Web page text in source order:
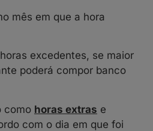
mês em que a hora
excedentes, se maior
poderá compor banco
como horas extras e
com o dia em que foi